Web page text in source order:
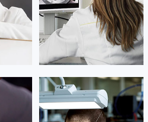
达芙妮·克劳迪娅
资深法穆兰技师
是法穆兰售后服务中心
(法穆兰保养中心)